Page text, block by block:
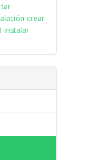
crear
instalar